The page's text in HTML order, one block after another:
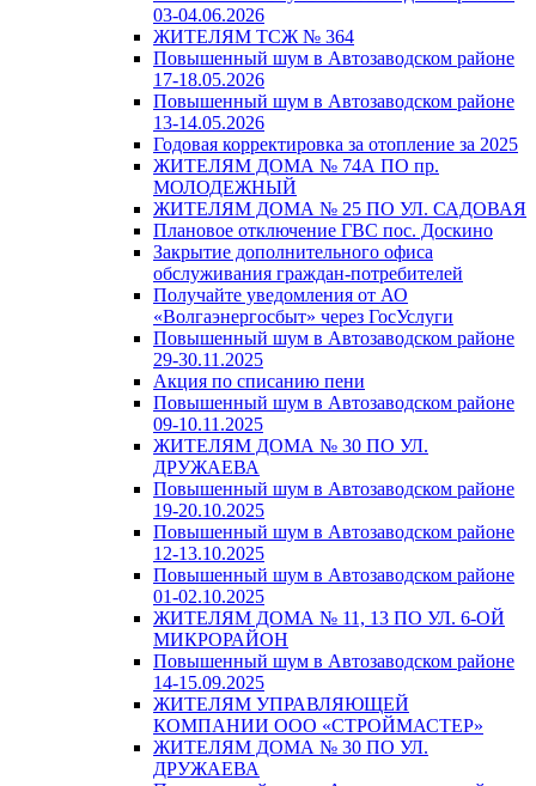
03-04.06.2026
ЖИТЕЛЯМ ТСЖ № 364
Повышенный шум в Автозаводском районе
17-18.05.2026
Повышенный шум в Автозаводском районе
13-14.05.2026
Годовая корректировка за отопление за 2025
ЖИТЕЛЯМ ДОМА № 74А ПО пр.
МОЛОДЕЖНЫЙ
ЖИТЕЛЯМ ДОМА № 25 ПО УЛ. САДОВАЯ
Плановое отключение ГВС пос. Доскино
Закрытие дополнительного офиса
обслуживания граждан-потребителей
Получайте уведомления от АО
«Волгаэнергосбыт» через ГосУслуги
Повышенный шум в Автозаводском районе
29-30.11.2025
Акция по списанию пени
Повышенный шум в Автозаводском районе
09-10.11.2025
ЖИТЕЛЯМ ДОМА № 30 ПО УЛ.
ДРУЖАЕВА
Повышенный шум в Автозаводском районе
19-20.10.2025
Повышенный шум в Автозаводском районе
12-13.10.2025
Повышенный шум в Автозаводском районе
01-02.10.2025
ЖИТЕЛЯМ ДОМА № 11, 13 ПО УЛ. 6-ОЙ
МИКРОРАЙОН
Повышенный шум в Автозаводском районе
14-15.09.2025
ЖИТЕЛЯМ УПРАВЛЯЮЩЕЙ
КОМПАНИИ ООО «СТРОЙМАСТЕР»
ЖИТЕЛЯМ ДОМА № 30 ПО УЛ.
ДРУЖАЕВА